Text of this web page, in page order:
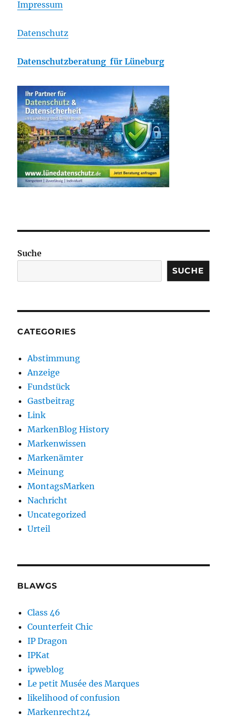
Impressum
Datenschutz
Datenschutzberatung für Lüneburg
Suche
SUCHE
CATEGORIES
Abstimmung
Anzeige
Fundstück
Gastbeitrag
Link
MarkenBlog History
Markenwissen
Markenämter
Meinung
MontagsMarken
Nachricht
Uncategorized
Urteil
BLAWGS
Class 46
Counterfeit Chic
IP Dragon
IPKat
ipweblog
Le petit Musée des Marques
likelihood of confusion
Markenrecht24